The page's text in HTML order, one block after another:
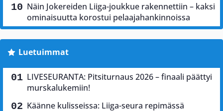
Näin Jokereiden Liiga-joukkue rakennettiin – kaksi
ominaisuutta korostui pelaajahankinnoissa
Luetuimmat
LIVESEURANTA: Pitsiturnaus 2026 – finaali päättyi
murskalukemiin!
Käänne kulisseissa: Liiga-seura repimässä